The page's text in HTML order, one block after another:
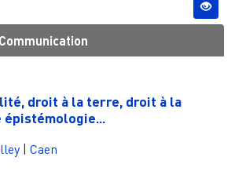
Communication
droit à la terre, droit à la
| Caen